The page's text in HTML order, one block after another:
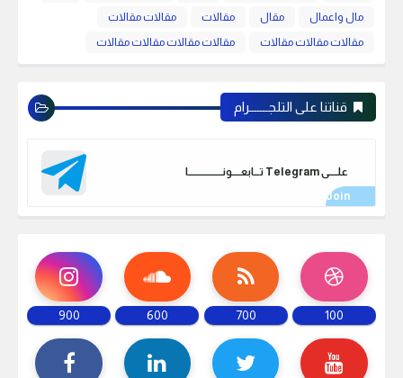
مال واعمال
مقال مقالات
مقالات مقالات
مقالات مقالات مقالات
مقالات مقالات مقالات مقالات
قناتنا على التلجـــــــرام
علـــــى Telegram تـــابعـــــونـــــــــــــــــــا
100
700
600
900